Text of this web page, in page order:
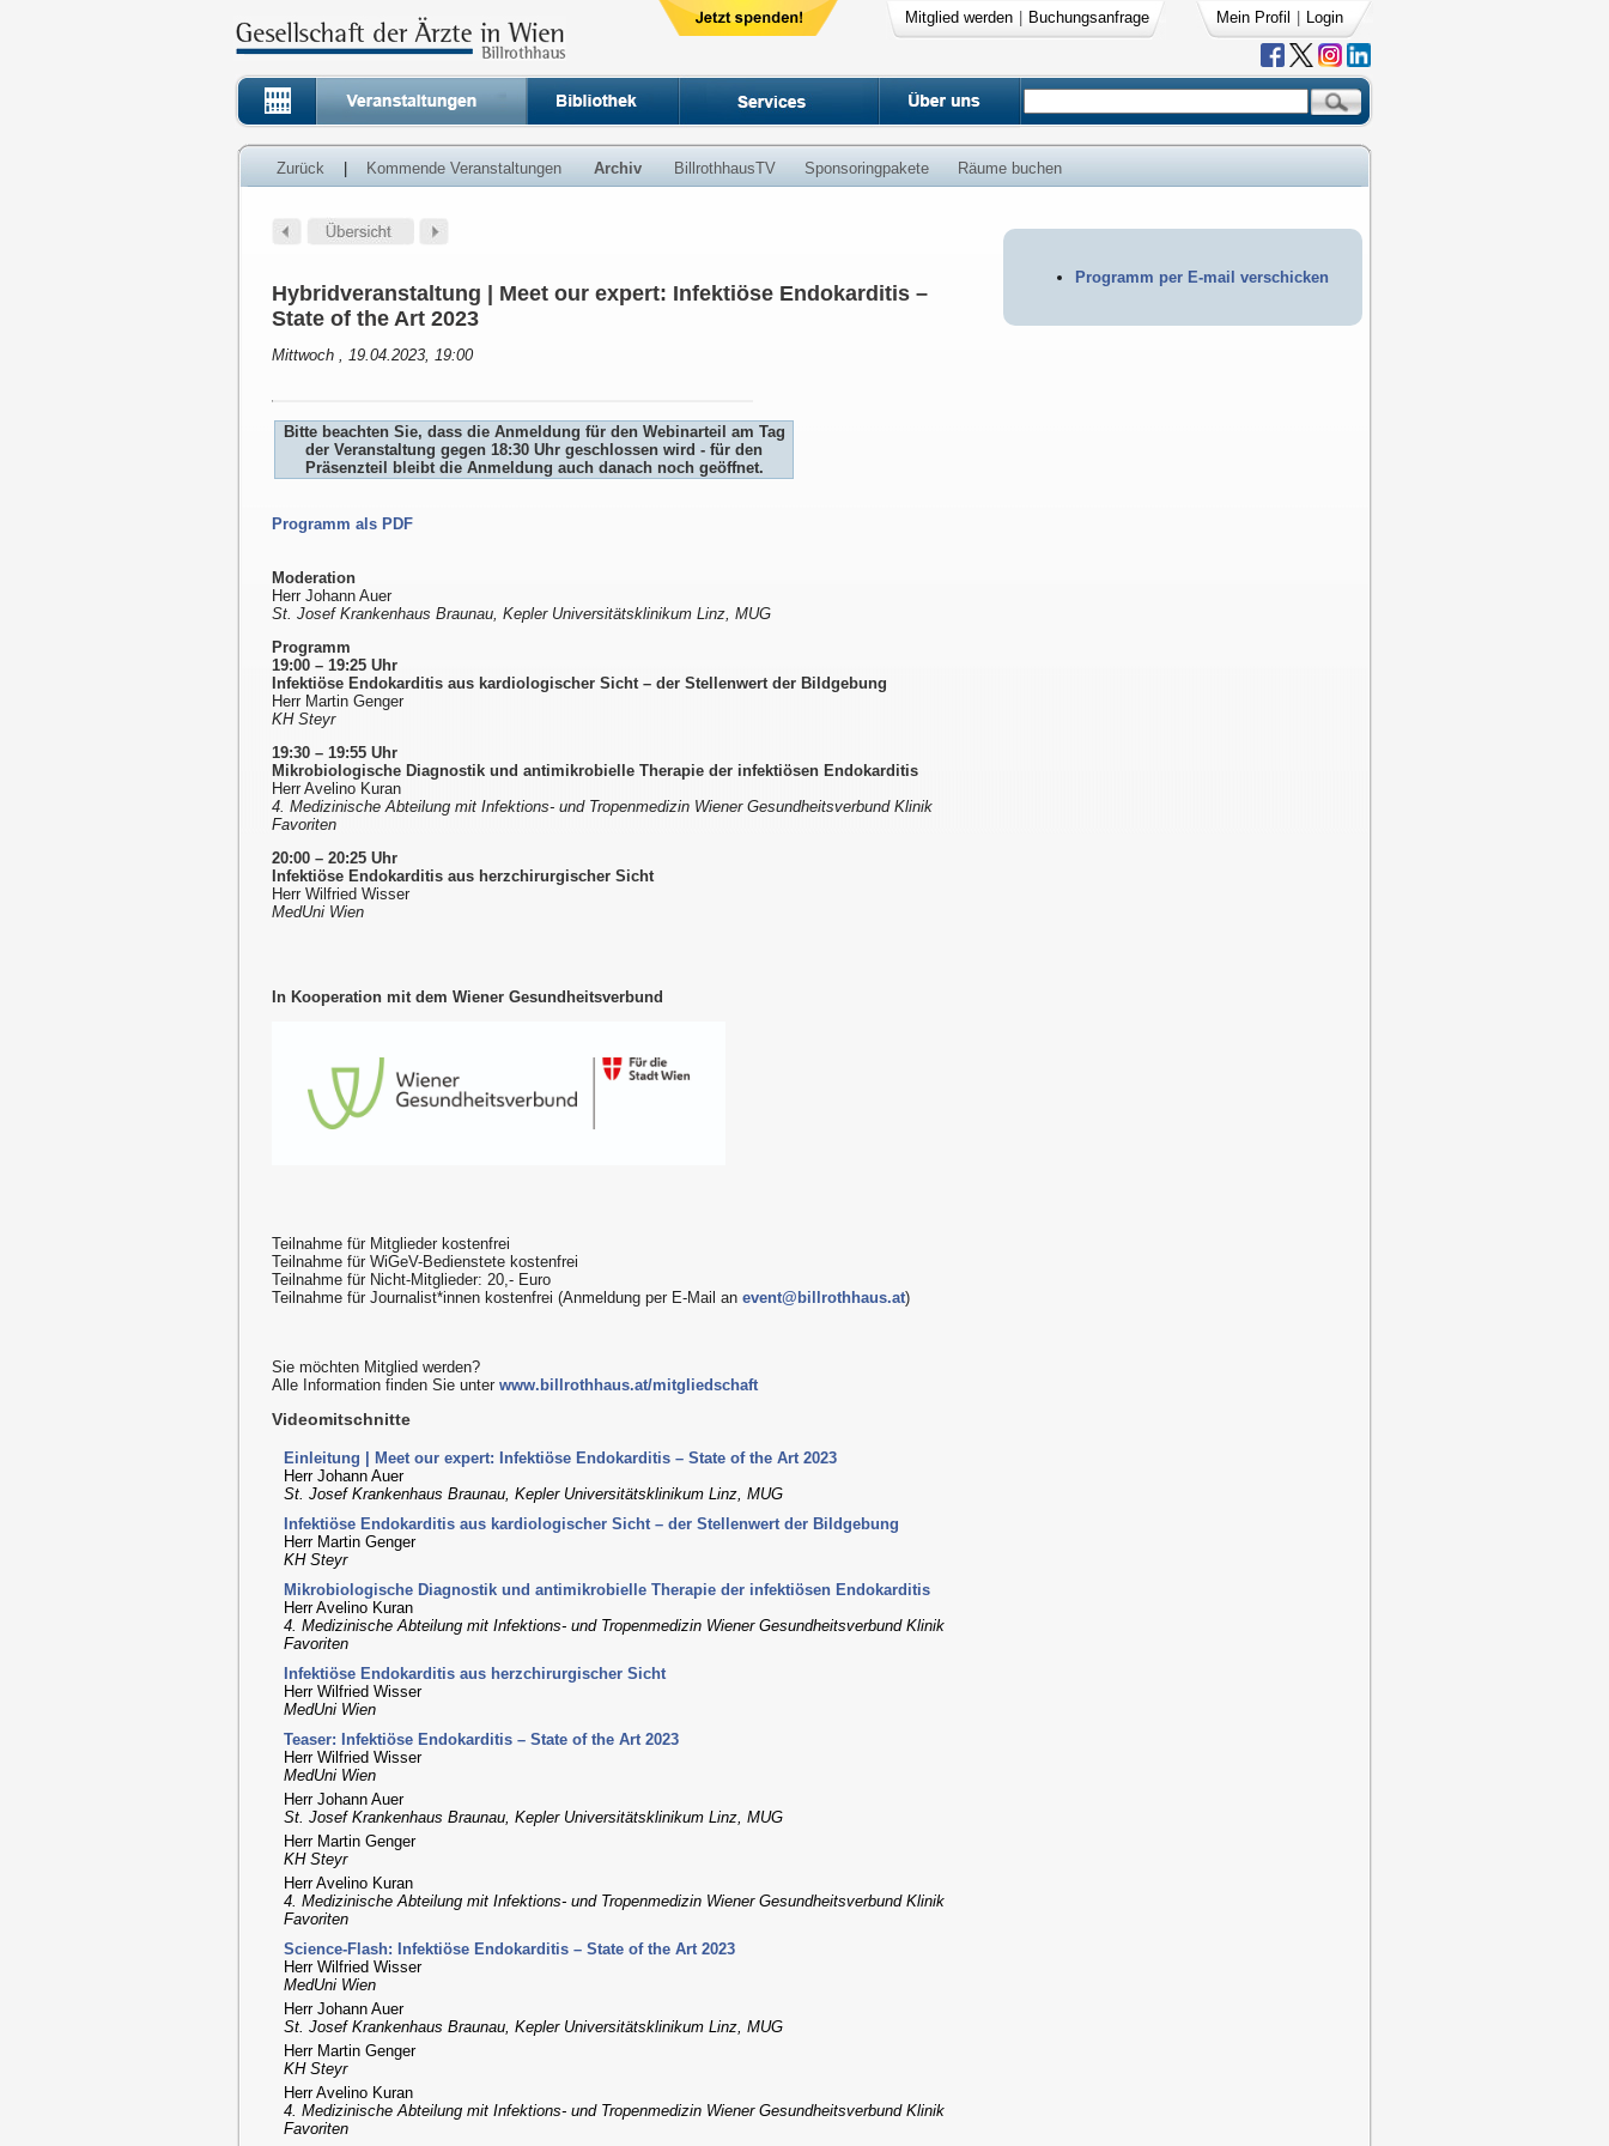
Mitglied werden Buchungsanfrage Mein Profil Login
Zurück Kommende Veranstaltungen Archiv BillrothhausTV Sponsoringpakete Räume buchen
Programm per E-mail verschicken
Hybridveranstaltung | Meet our expert: Infektiöse Endokarditis –
State of the Art 2023
Mittwoch , 19.04.2023, 19:00
Bitte beachten Sie, dass die Anmeldung für den Webinarteil am Tag
der Veranstaltung gegen 18:30 Uhr geschlossen wird - für den
Präsenzteil bleibt die Anmeldung auch danach noch geöffnet.
Programm als PDF
Moderation
Herr Johann Auer
St. Josef Krankenhaus Braunau, Kepler Universitätsklinikum Linz, MUG
Programm
19:00 – 19:25 Uhr
Infektiöse Endokarditis aus kardiologischer Sicht – der Stellenwert der Bildgebung
Herr Martin Genger
KH Steyr
19:30 – 19:55 Uhr
Mikrobiologische Diagnostik und antimikrobielle Therapie der infektiösen Endokarditis
Herr Avelino Kuran
4. Medizinische Abteilung mit Infektions- und Tropenmedizin Wiener Gesundheitsverbund Klinik
Favoriten
20:00 – 20:25 Uhr
Infektiöse Endokarditis aus herzchirurgischer Sicht
Herr Wilfried Wisser
MedUni Wien
In Kooperation mit dem Wiener Gesundheitsverbund
Teilnahme für Mitglieder kostenfrei
Teilnahme für WiGeV-Bedienstete kostenfrei
Teilnahme für Nicht-Mitglieder: 20,- Euro
Teilnahme für Journalist*innen kostenfrei (Anmeldung per E-Mail an event@billrothhaus.at)
Sie möchten Mitglied werden?
Alle Information finden Sie unter www.billrothhaus.at/mitgliedschaft
Videomitschnitte
Einleitung | Meet our expert: Infektiöse Endokarditis – State of the Art 2023
Herr Johann Auer
St. Josef Krankenhaus Braunau, Kepler Universitätsklinikum Linz, MUG
Infektiöse Endokarditis aus kardiologischer Sicht – der Stellenwert der Bildgebung
Herr Martin Genger
KH Steyr
Mikrobiologische Diagnostik und antimikrobielle Therapie der infektiösen Endokarditis
Herr Avelino Kuran
4. Medizinische Abteilung mit Infektions- und Tropenmedizin Wiener Gesundheitsverbund Klinik
Favoriten
Infektiöse Endokarditis aus herzchirurgischer Sicht
Herr Wilfried Wisser
MedUni Wien
Teaser: Infektiöse Endokarditis – State of the Art 2023
Herr Wilfried Wisser
MedUni Wien
Herr Johann Auer
St. Josef Krankenhaus Braunau, Kepler Universitätsklinikum Linz, MUG
Herr Martin Genger
KH Steyr
Herr Avelino Kuran
4. Medizinische Abteilung mit Infektions- und Tropenmedizin Wiener Gesundheitsverbund Klinik
Favoriten
Science-Flash: Infektiöse Endokarditis – State of the Art 2023
Herr Wilfried Wisser
MedUni Wien
Herr Johann Auer
St. Josef Krankenhaus Braunau, Kepler Universitätsklinikum Linz, MUG
Herr Martin Genger
KH Steyr
Herr Avelino Kuran
4. Medizinische Abteilung mit Infektions- und Tropenmedizin Wiener Gesundheitsverbund Klinik
Favoriten